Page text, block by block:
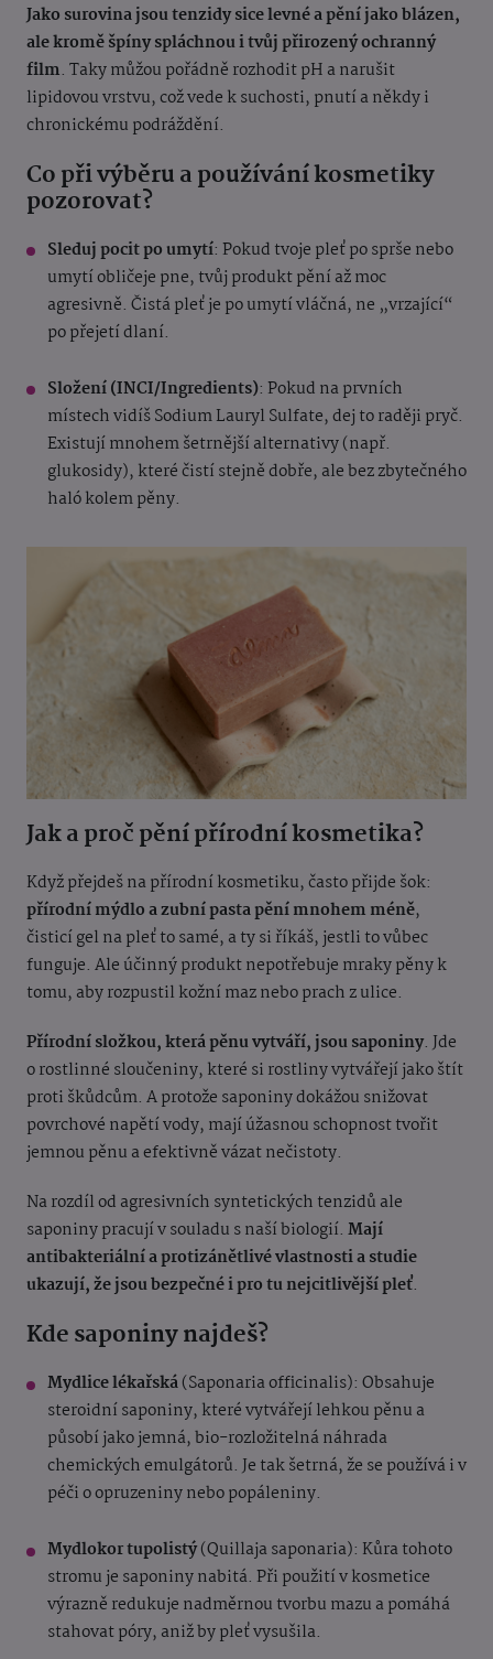
Jako surovina jsou tenzidy sice levné a pění jako blázen,
ale kromě špíny spláchnou i tvůj přirozený ochranný
film. Taky můžou pořádně rozhodit pH a narušit
lipidovou vrstvu, což vede k suchosti, pnutí a někdy i
chronickému podráždění.
Co při výběru a používání kosmetiky
pozorovat?
Sleduj pocit po umytí: Pokud tvoje pleť po sprše nebo
umytí obličeje pne, tvůj produkt pění až moc
agresivně. Čistá pleť je po umytí vláčná, ne „vrzající“
po přejetí dlaní.
Složení (INCI/Ingredients): Pokud na prvních
místech vidíš Sodium Lauryl Sulfate, dej to raději pryč.
Existují mnohem šetrnější alternativy (např.
glukosidy), které čistí stejně dobře, ale bez zbytečného
haló kolem pěny.
Jak a proč pění přírodní kosmetika?
Když přejdeš na přírodní kosmetiku, často přijde šok:
přírodní mýdlo a zubní pasta pění mnohem méně,
čisticí gel na pleť to samé, a ty si říkáš, jestli to vůbec
funguje. Ale účinný produkt nepotřebuje mraky pěny k
tomu, aby rozpustil kožní maz nebo prach z ulice.
Přírodní složkou, která pěnu vytváří, jsou saponiny. Jde
o rostlinné sloučeniny, které si rostliny vytvářejí jako štít
proti škůdcům. A protože saponiny dokážou snižovat
povrchové napětí vody, mají úžasnou schopnost tvořit
jemnou pěnu a efektivně vázat nečistoty.
Na rozdíl od agresivních syntetických tenzidů ale
saponiny pracují v souladu s naší biologií. Mají
antibakteriální a protizánětlivé vlastnosti a studie
ukazují, že jsou bezpečné i pro tu nejcitlivější pleť.
Kde saponiny najdeš?
Mydlice lékařská(Saponaria officinalis): Obsahuje
steroidní saponiny, které vytvářejí lehkou pěnu a
působí jako jemná, bio-rozložitelná náhrada
chemických emulgátorů. Je tak šetrná, že se používá i v
péči o opruzeniny nebo popáleniny.
Mydlokor tupolistý(Quillaja saponaria): Kůra tohoto
stromu je saponiny nabitá. Při použití v kosmetice
výrazně redukuje nadměrnou tvorbu mazu a pomáhá
stahovat póry, aniž by pleť vysušila.